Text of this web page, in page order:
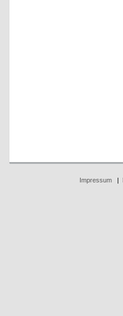
Impressum|